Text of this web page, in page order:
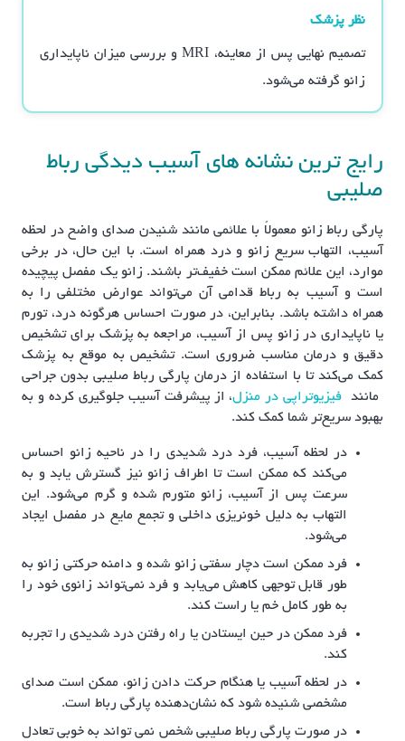
نظر پزشک
تصمیم نهایی پس از معاینه، MRI و بررسی میزان ناپایداری
زانو گرفته می‌شود.
رایج ترین نشانه های آسیب دیدگی رباط
صلیبی
پارگی رباط زانو معمولاً با علائمی مانند شنیدن صدای واضح در لحظه
آسیب، التهاب سریع زانو و درد همراه است. با این حال، در برخی
موارد، این علائم ممکن است خفیف‌تر باشند. زانو یک مفصل پیچیده
است و آسیب به رباط قدامی آن می‌تواند عوارض مختلفی را به
همراه داشته باشد. بنابراین، در صورت احساس هرگونه درد، تورم
یا ناپایداری در زانو پس از آسیب، مراجعه به پزشک برای تشخیص
دقیق و درمان مناسب ضروری است. تشخیص به موقع به پزشک
کمک می‌کند تا با استفاده از درمان پارگی رباط صلیبی بدون جراحی
مانند
فیزیوتراپی در منزل، از پیشرفت آسیب جلوگیری کرده و به
بهبود سریع‌تر شما کمک کند.
در لحظه آسیب، فرد درد شدیدی را در ناحیه زانو احساس
می‌کند که ممکن است تا اطراف زانو نیز گسترش یابد و به
سرعت پس از آسیب، زانو متورم شده و گرم می‌شود. این
التهاب به دلیل خونریزی داخلی و تجمع مایع در مفصل ایجاد
می‌شود.
فرد ممکن است دچار سفتی زانو شده و دامنه حرکتی زانو به
طور قابل توجهی کاهش می‌یابد و فرد نمی‌تواند زانوی خود را
به طور کامل خم یا راست کند.
فرد ممکن در حین ایستادن یا راه رفتن درد شدیدی را تجربه
کند.
در لحظه آسیب یا هنگام حرکت دادن زانو، ممکن است صدای
مشخصی شنیده شود که نشان‌دهنده پارگی رباط است.
در صورت پارگی رباط صلیبی شخص نمی تواند به خوبی تعادل